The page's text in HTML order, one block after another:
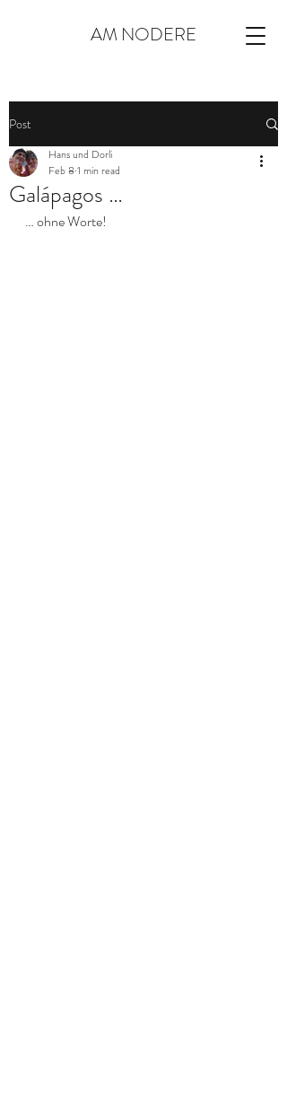
AM NODERE
Post
Galápagos …
Hans und Dorli
Feb 8 1 min read
… ohne Worte!